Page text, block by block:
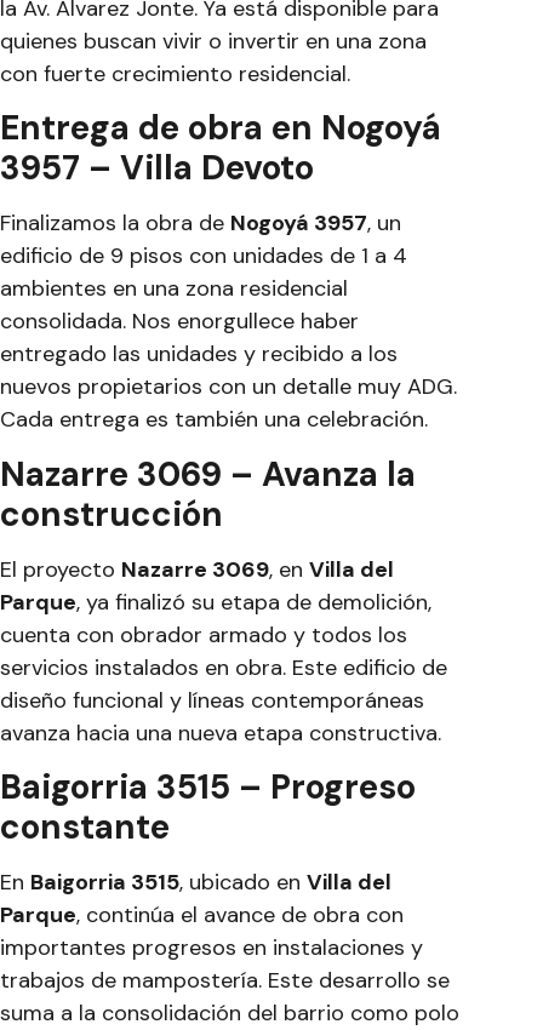
la Av. Álvarez Jonte. Ya está disponible para
quienes buscan vivir o invertir en una zona
con fuerte crecimiento residencial.
Entrega de obra en Nogoyá
3957 – Villa Devoto
Finalizamos la obra de Nogoyá 3957, un
edificio de 9 pisos con unidades de 1 a 4
ambientes en una zona residencial
consolidada. Nos enorgullece haber
entregado las unidades y recibido a los
nuevos propietarios con un detalle muy ADG.
Cada entrega es también una celebración.
Nazarre 3069 – Avanza la
construcción
El proyecto Nazarre 3069, en Villa del
Parque, ya finalizó su etapa de demolición,
cuenta con obrador armado y todos los
servicios instalados en obra. Este edificio de
diseño funcional y líneas contemporáneas
avanza hacia una nueva etapa constructiva.
Baigorria 3515 – Progreso
constante
En Baigorria 3515, ubicado en Villa del
Parque, continúa el avance de obra con
importantes progresos en instalaciones y
trabajos de mampostería. Este desarrollo se
suma a la consolidación del barrio como polo